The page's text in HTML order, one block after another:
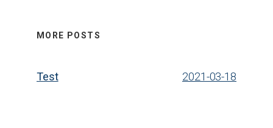
MORE POSTS
Test 2021-03-18